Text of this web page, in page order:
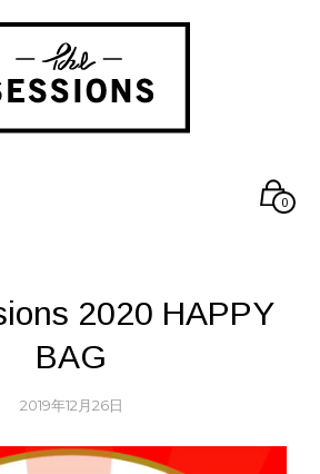
0
2020 HAPPY
BAG
2019年12月26日